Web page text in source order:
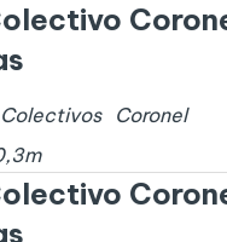
Coronel
m